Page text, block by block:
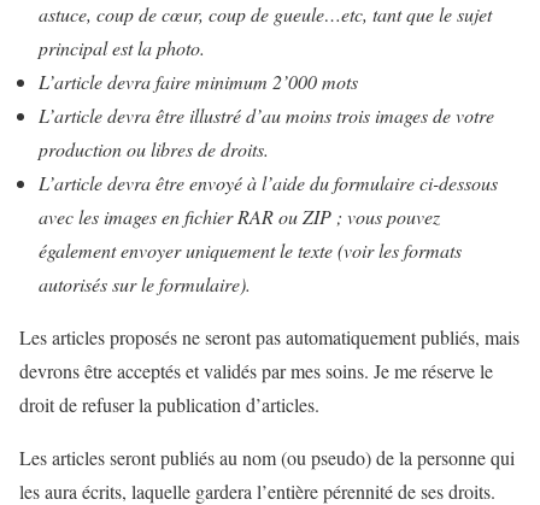
astuce, coup de cœur, coup de gueule…etc, tant que le sujet
principal est la photo.
L’article devra faire minimum 2’000 mots
L’article devra être illustré d’au moins trois images de votre
production ou libres de droits.
L’article devra être envoyé à l’aide du formulaire ci-dessous
avec les images en fichier RAR ou ZIP ; vous pouvez
également envoyer uniquement le texte (voir les formats
autorisés sur le formulaire).
Les articles proposés ne seront pas automatiquement publiés, mais
devrons être acceptés et validés par mes soins. Je me réserve le
droit de refuser la publication d’articles.
Les articles seront publiés au nom (ou pseudo) de la personne qui
les aura écrits, laquelle gardera l’entière pérennité de ses droits.